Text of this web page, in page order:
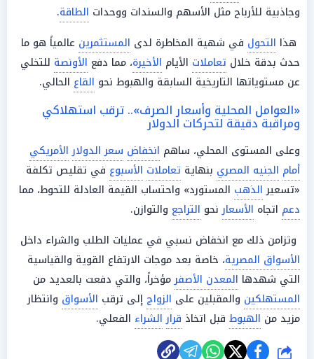
وجاذبية للأرباح مثل الأسهم والسندات ووحدات الطاقة.
هذا التحول في شهية المخاطرة لدى المستثمرين عالمياً هو ما
حدث بدقة خلال تعاملات الأيام الأخيرة، مما دفع الأونصة للتخلي
عن مستوياتها التاريخية السابقة والهبوط نحو القاع الحالي.
«العوامل المحلية وأسعار الصرف».. ترقب استهلاكي
ومراقبة دقيقة لتحركات الدولار
وعلى المستوى المحلي، ساهم انخفاض سعر الدولار الأمريكي
أمام الجنيه المصري بنهاية تعاملات الأسبوع في تقليص تكلفة
«تسعيرالذهب المستورد» واحتساب القيمة العادلة للتحوط، مما
دعم اتجاه الأسعارنحو التراجع والتوازن.
وتزامن ذلك مع انخفاض نسبي في عمليات الطلب والشراء داخل
الأسواق المصرية، خاصة بعد موجات الارتفاع القوية والقياسية
التي شهدها المعدن الأصفرمؤخراً، والتي دفعت بالعديد من
المستهلكين والمقبلين على الزواج إلى ترقب الأسواق وانتظار
مزيد من الهبوط قبل اتخاذ قرار الشراء الفعلي.